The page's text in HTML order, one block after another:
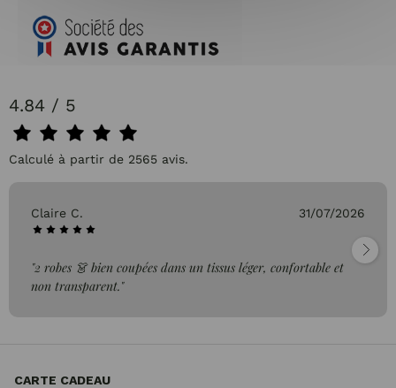
4.84 / 5
Calculé à partir de 2565 avis.
Claire C. 31/07/2026
"2 robes 👗 bien coupées dans un tissus léger, confortable et
non transparent."
CARTE CADEAU